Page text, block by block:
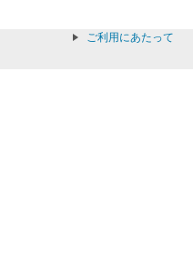
ご利用にあたって